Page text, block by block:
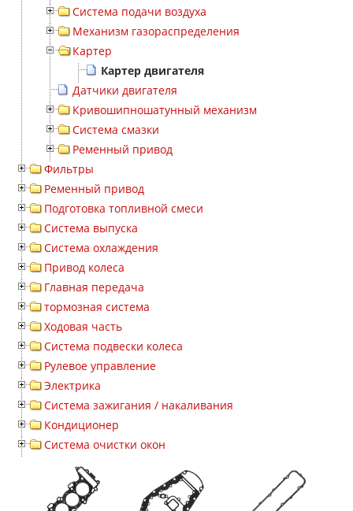
Система подачи воздуха
Механизм газораспределения
Картер
Картер двигателя
Датчики двигателя
Кривошипношатунный механизм
Система смазки
Ременный привод
Фильтры
Ременный привод
Подготовка топливной смеси
Система выпуска
Система охлаждения
Привод колеса
Главная передача
тормозная система
Ходовая часть
Система подвески колеса
Рулевое управление
Электрика
Система зажигания / накаливания
Кондиционер
Система очистки окон